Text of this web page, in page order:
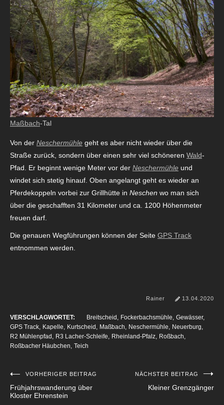
Maßbach-Tal
Von der Neschermühle geht es aber nicht wieder über die
Straße zurück, sondern über einen sehr viel schöneren Wald-
Pfad. Er beginnt wenige Meter vor der Neschermühle und
windet sich stetig hinauf. Oben angelangt geht es wieder an
Pferdekoppeln vorbei zur Grillhütte in Neschen wo man sich
über die geschafften 31 Kilometer und ca. 1200 Höhenmeter
freuen darf.
Die genauen Wegführungen können der Seite GPS Track
entnommen werden.
Rainer 13.04.2020
VERSCHLAGWORTET: Breitscheid Fockerbachsmühle Gewässer
GPS Track Kapelle Kurtscheid Maßbach Neschermühle
Neuerburg
R2 Mühlenpfad
R3 Lacher-Schleife Rheinland-Pfalz Roßbach
Roßbacher Häubchen Teich
Beitragsnavigation
VORHERIGER BEITRAG
Frühjahrswanderung über
Kloster Ehrenstein
NÄCHSTER BEITRAG
Kleiner Grenzgänger